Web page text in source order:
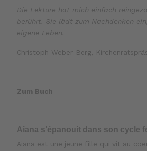
Die Lektüre hat mich einfach
berührt. Sie lädt zum Nachdenken
eigene Leben.
Christoph Weber-Berg,
Zum Buch
Aiana s’épanouit dans son cycle
Aiana est une jeune fille qui vit au